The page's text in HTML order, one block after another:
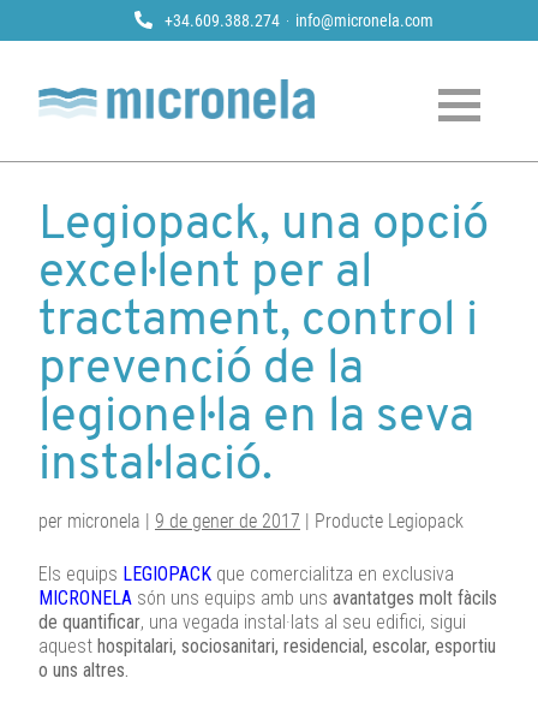
+34.609.388.274 info@micronela.com
Legiopack, una opció
excel·lent per al
tractament, control i
prevenció de la
legionel·la en la seva
instal·lació.
per micronela | 9 de gener de 2017 | Producte Legiopack
Els equips LEGIOPACK que comercialitza en exclusiva
MICRONELA són uns equips amb uns avantatges molt fàcils
de quantificar, una vegada instal·lats al seu edifici, sigui
aquest hospitalari, sociosanitari, residencial, escolar, esportiu
o uns altres.